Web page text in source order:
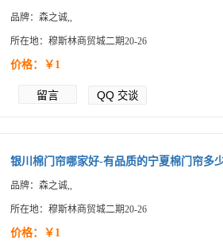
品牌：森之诚,,
所在地：穆斯林商贸城二期20-26
价格：￥1
留言 QQ 交谈
银川棉门帘哪家好-有品质的宁夏棉门帘多
品牌：森之诚,,
所在地：穆斯林商贸城二期20-26
价格：￥1